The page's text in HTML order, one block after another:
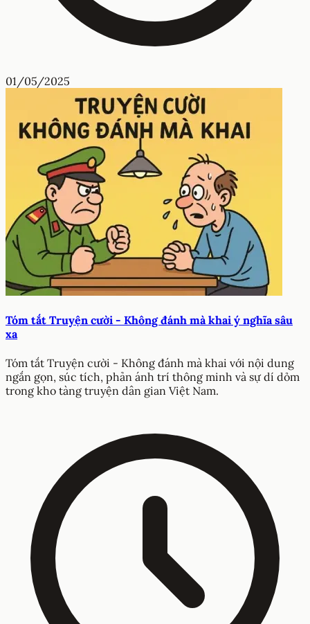
01/05/2025
Tóm tắt Truyện cười - Không đánh mà khai ý nghĩa sâu
xa
Tóm tắt Truyện cười - Không đánh mà khai với nội dung
ngắn gọn, súc tích, phản ánh trí thông minh và sự dí dỏm
trong kho tàng truyện dân gian Việt Nam.